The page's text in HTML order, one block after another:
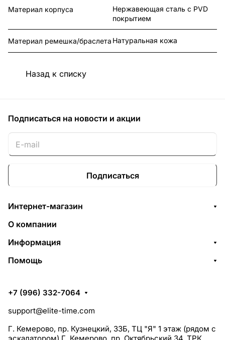
Материал корпуса
Нержавеющая сталь с PVD
покрытием
Материал ремешка/браслета Натуральная кожа
Назад к списку
Подписаться на новости и акции
Подписаться
Интернет-магазин
О компании
Информация
Помощь
+7 (996) 332-7064
support@elite-time.com
Г. Кемерово, пр. Кузнецкий, 33Б, ТЦ "Я" 1 этаж (рядом с